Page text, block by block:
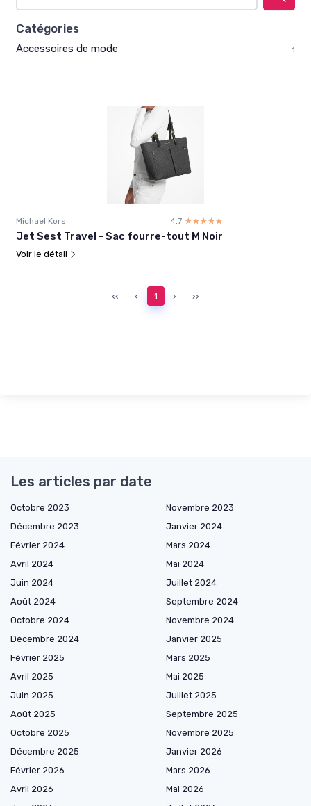
Catégories
Accessoires de mode 1
Michael Kors 4.7 ☆☆☆☆☆
★★★★★
Jet Sest Travel - Sac fourre-tout M Noir
Voir le détail
‹‹ ‹ 1 › ››
Les articles par date
Octobre 2023
Novembre 2023
Décembre 2023
Janvier 2024
Février 2024
Mars 2024
Avril 2024
Mai 2024
Juin 2024
Juillet 2024
Août 2024
Septembre 2024
Octobre 2024
Novembre 2024
Décembre 2024
Janvier 2025
Février 2025
Mars 2025
Avril 2025
Mai 2025
Juin 2025
Juillet 2025
Août 2025
Septembre 2025
Octobre 2025
Novembre 2025
Décembre 2025
Janvier 2026
Février 2026
Mars 2026
Avril 2026
Mai 2026